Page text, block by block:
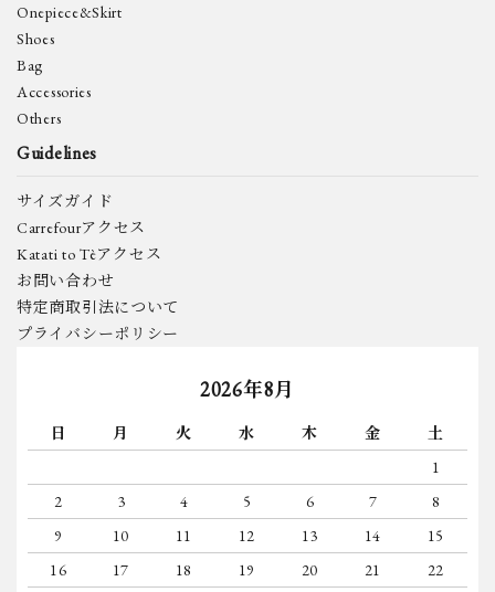
Onepiece&Skirt
Shoes
Bag
Accessories
Others
Guidelines
サイズガイド
Carrefourアクセス
Katati to Tèアクセス
お問い合わせ
特定商取引法について
プライバシーポリシー
2026年8月
日 月 火 水 木 金
土
1
2
3 4 5 6 7
8
9
10 11 12 13 14
15
16
17 18 19 20 21 22